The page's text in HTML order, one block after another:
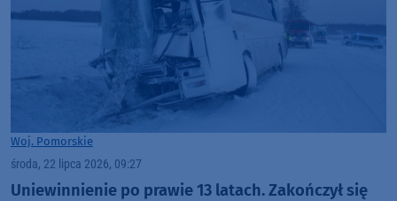
Woj. Pomorskie
środa, 22 lipca 2026, 09:27
Uniewinnienie po prawie 13 latach. Zakończył się